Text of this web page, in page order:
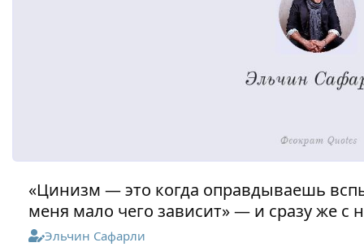
«Цинизм — это когда оправдываешь
меня мало чего зависит» — и сразу же с
Эльчин Сафарли